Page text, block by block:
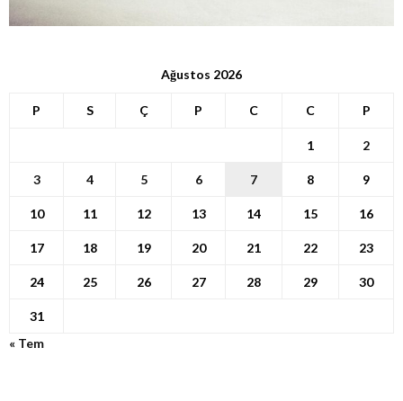
Ağustos 2026
P S Ç P C C P
1 2
3 4 5 6 7 8 9
10 11 12 13 14 15 16
17 18 19 20 21 22 23
24 25 26 27 28 29 30
31
« Tem